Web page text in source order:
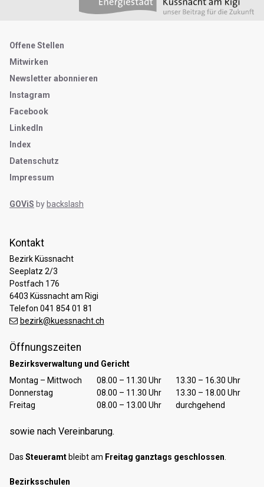
Kontakt
Bezirk Küssnacht
Seeplatz 2/3
Postfach 176
6403 Küssnacht am Rigi
Telefon 041 854 01 81
bezirk@kuessnacht.ch
Öffnungszeiten
Bezirksverwaltung und Gericht
TagÖffnungszeiten Vormittag Öffnungszeiten Nachmittag
Montag – Mittwoch 08.00 – 11.30 Uhr
13.30 – 16.30 Uhr
Donnerstag
08.00 – 11.30 Uhr
13.30 – 18.00 Uhr
Freitag
08.00 – 13.00 Uhr durchgehend
sowie nach Vereinbarung.
Das Steueramtbleibt am Freitag ganztags geschlossen
Bezirksschulen
Metanavigation
Offene Stellen
Mitwirken
Newsletter abonnieren
Instagram
Facebook
LinkedIn
Index
Datenschutz
Impressum
GOViS bybackslash